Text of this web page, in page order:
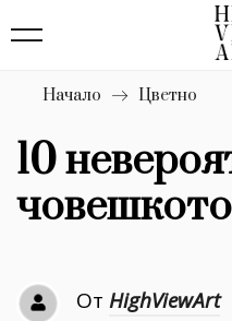
Бизнес
Мода
Dialogue
Изкуство
4340
Красота
777
Начало Цветно
10
От HighViewArt